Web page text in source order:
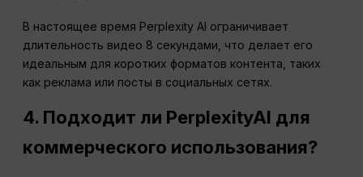
В настоящее время Perplexity AI ограничивает
длительность видео 8 секундами, что делает его
идеальным для коротких форматов контента, таких
как реклама или посты в социальных сетях.
4. Подходит ли PerplexityAI для
коммерческого использования?